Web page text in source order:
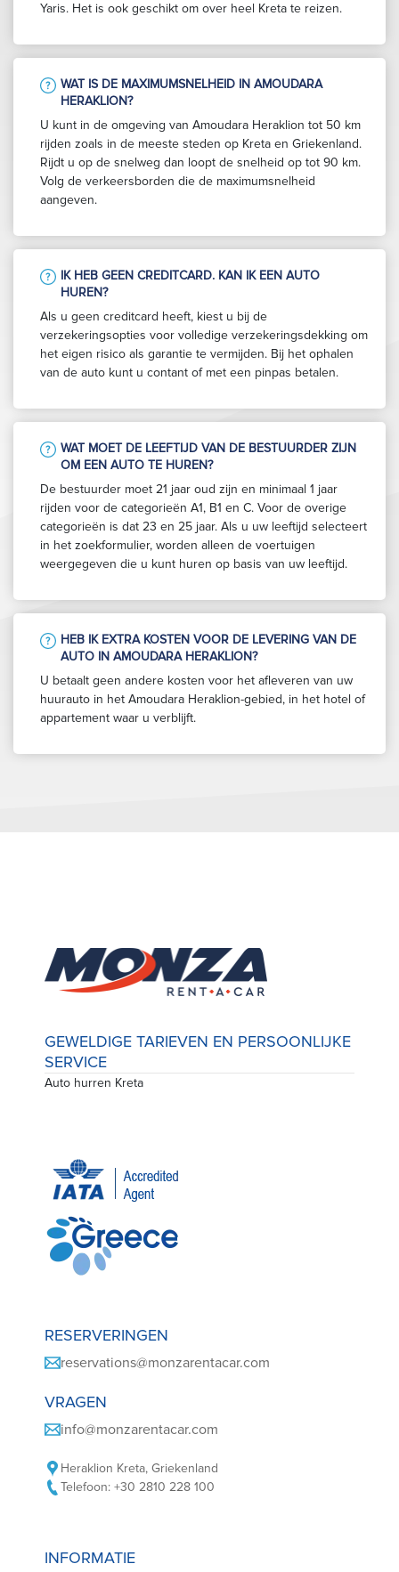
Yaris. Het is ook geschikt om over heel Kreta te reizen.
WAT IS DE MAXIMUMSNELHEID IN AMOUDARA
HERAKLION?
U kunt in de omgeving van Amoudara Heraklion tot 50 km
rijden zoals in de meeste steden op Kreta en Griekenland.
Rijdt u op de snelweg dan loopt de snelheid op tot 90 km.
Volg de verkeersborden die de maximumsnelheid
aangeven.
IK HEB GEEN CREDITCARD. KAN IK EEN AUTO
HUREN?
Als u geen creditcard heeft, kiest u bij de
verzekeringsopties voor volledige verzekeringsdekking om
het eigen risico als garantie te vermijden. Bij het ophalen
van de auto kunt u contant of met een pinpas betalen.
WAT MOET DE LEEFTIJD VAN DE BESTUURDER ZIJN
OM EEN AUTO TE HUREN?
De bestuurder moet 21 jaar oud zijn en minimaal 1 jaar
rijden voor de categorieën A1, B1 en C. Voor de overige
categorieën is dat 23 en 25 jaar. Als u uw leeftijd selecteert
in het zoekformulier, worden alleen de voertuigen
weergegeven die u kunt huren op basis van uw leeftijd.
HEB IK EXTRA KOSTEN VOOR DE LEVERING VAN DE
AUTO IN AMOUDARA HERAKLION?
U betaalt geen andere kosten voor het afleveren van uw
huurauto in het Amoudara Heraklion-gebied, in het hotel of
appartement waar u verblijft.
GEWELDIGE TARIEVEN EN PERSOONLIJKE
SERVICE
Auto hurren Kreta
RESERVERINGEN
reservations@monzarentacar.com
VRAGEN
info@monzarentacar.com
Heraklion Kreta, Griekenland
Telefoon: +30 2810 228 100
INFORMATIE